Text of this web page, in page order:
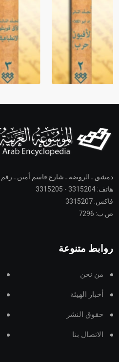
دمشق ـ الروضة ـ شارع قاسم أمين ـ رقم 39
هاتف: 3315204 - 3315205
فاكس: 3315207
ص.ب: 7296
روابط متنوعة
من نحن
أخبار الهيئة
حقوق النشر
الاتصال بنا